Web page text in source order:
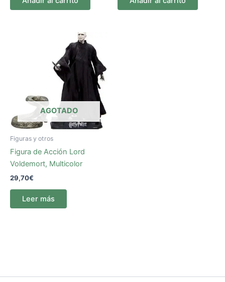
AGOTADO
Figuras y otros
Figura de Acción Lord
Voldemort, Multicolor
29,70€
Leer más